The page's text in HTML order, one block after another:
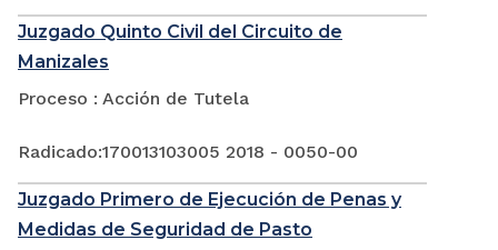
Juzgado Quinto Civil del Circuito de
Manizales
Proceso : Acción de Tutela
Radicado:170013103005 2018 - 0050-00
Juzgado Primero de Ejecución de Penas y
Medidas de Seguridad de Pasto